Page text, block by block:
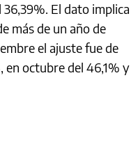
36,39%. El dato implica
más de un año de
el ajuste fue de
en octubre del 46,1% y